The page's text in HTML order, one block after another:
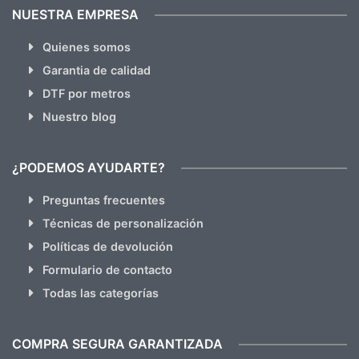
NUESTRA EMPRESA
Quienes somos
Garantia de calidad
DTF por metros
Nuestro blog
¿PODEMOS AYUDARTE?
Preguntas frecuentes
Técnicas de personalización
Políticas de devolución
Formulario de contacto
Todas las categorías
COMPRA SEGURA GARANTIZADA